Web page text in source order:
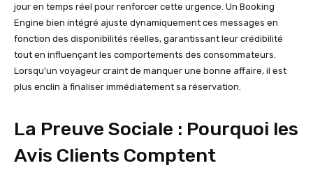
jour en temps réel pour renforcer cette urgence. Un Booking
Engine bien intégré ajuste dynamiquement ces messages en
fonction des disponibilités réelles, garantissant leur crédibilité
tout en influençant les comportements des consommateurs.
Lorsqu’un voyageur craint de manquer une bonne affaire, il est
plus enclin à finaliser immédiatement sa réservation.
La Preuve Sociale : Pourquoi les
Avis Clients Comptent